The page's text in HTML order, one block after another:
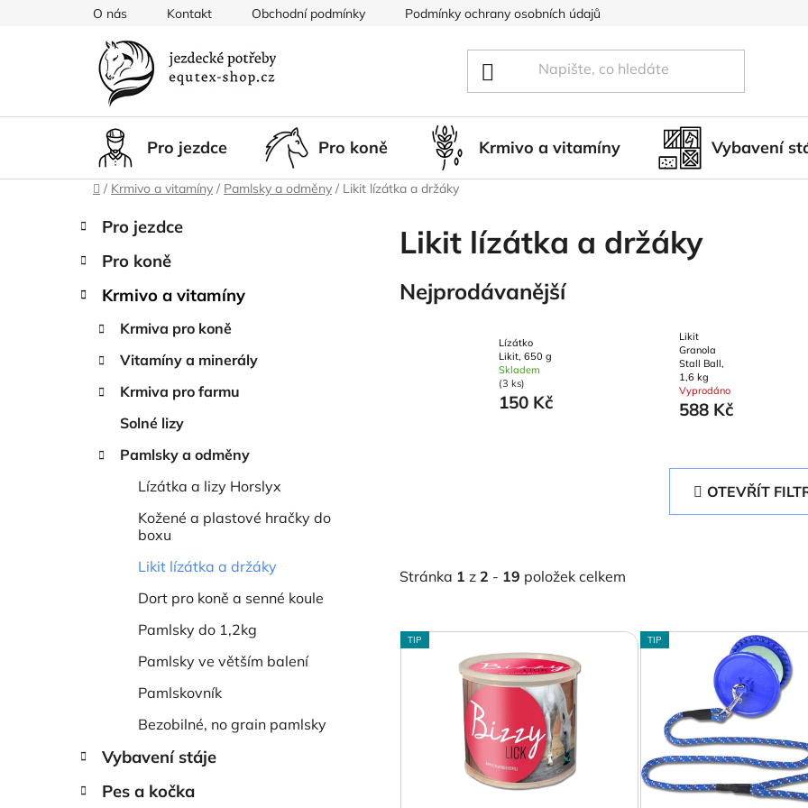
O nás Kontakt Obchodní podmínky Podmínky ochrany osobních údajů
Pro jezdce Pro koně Krmivo a vitamíny Vybavení
Domů
/ Krmivo a vitamíny / Pamlsky a odměny / Likit lízátka a držáky
P
s
t
Přeskočit
kategorie
K
a
g
Pro jezdce
Pro koně
Krmivo a vitamíny
Krmiva pro koně
Vitamíny a minerály
Krmiva pro farmu
Solné lizy
Pamlsky a odměny
Lízátka a lizy Horslyx
Kožené a plastové hračky do
boxu
Likit lízátka a držáky
Dort pro koně a senné koule
Pamlsky do 1,2kg
Pamlsky ve větším balení
Pamlskovník
Bezobilné, no grain pamlsky
Vybavení stáje
Pes a kočka
Likit lízátka a držáky
Nejprodávanější
Lízátko
Likit, 650 g
Skladem
(3 ks)
150 Kč
Likit
Granola
Stall Ball,
1,6 kg
Vyprodáno
588 Kč
OTEVŘÍT
Stránka 1 z 2 - 19 položek celkem
V
ý
TIP TIP